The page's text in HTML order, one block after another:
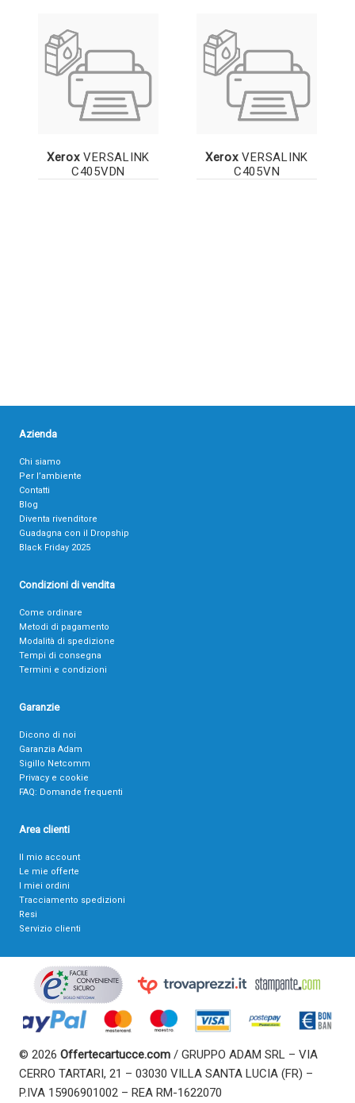
XeroxVERSALINK
C405VDN
XeroxVERSALINK
C405VN
Azienda
Chi siamo
Per l’ambiente
Contatti
Blog
Diventa rivenditore
Guadagna con il Dropship
Black Friday 2025
Condizioni di vendita
Come ordinare
Metodi di pagamento
Modalità di spedizione
Tempi di consegna
Termini e condizioni
Garanzie
Dicono di noi
Garanzia Adam
Sigillo Netcomm
Privacy e cookie
FAQ: Domande frequenti
Area clienti
Il mio account
Le mie offerte
I miei ordini
Tracciamento spedizioni
Resi
Servizio clienti
© 2026 Offertecartucce.com / GRUPPO ADAM SRL – VIA
CERRO TARTARI, 21 – 03030 VILLA SANTA LUCIA (FR) –
P.IVA 15906901002 – REA RM-1622070